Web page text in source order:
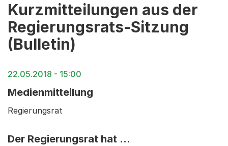
Kurzmitteilungen aus der
Regierungsrats-Sitzung
(Bulletin)
22.05.2018 - 15:00
Medienmitteilung
Regierungsrat
Der Regierungsrat hat …